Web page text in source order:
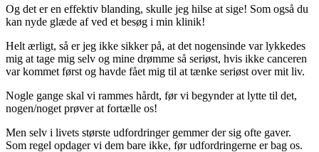
Og det er en effektiv blanding, skulle jeg hilse at sige! Som også du
kan nyde glæde af ved et besøg i min klinik!
Helt ærligt, så er jeg ikke sikker på, at det nogensinde var lykkedes
mig at tage mig selv og mine drømme så seriøst, hvis ikke canceren
var kommet først og havde fået mig til at tænke seriøst over mit liv.
Nogle gange skal vi rammes hårdt, før vi begynder at lytte til det,
nogen/noget prøver at fortælle os!
Men selv i livets største udfordringer gemmer der sig ofte gaver.
Som regel opdager vi dem bare ikke, før udfordringerne er bag os.